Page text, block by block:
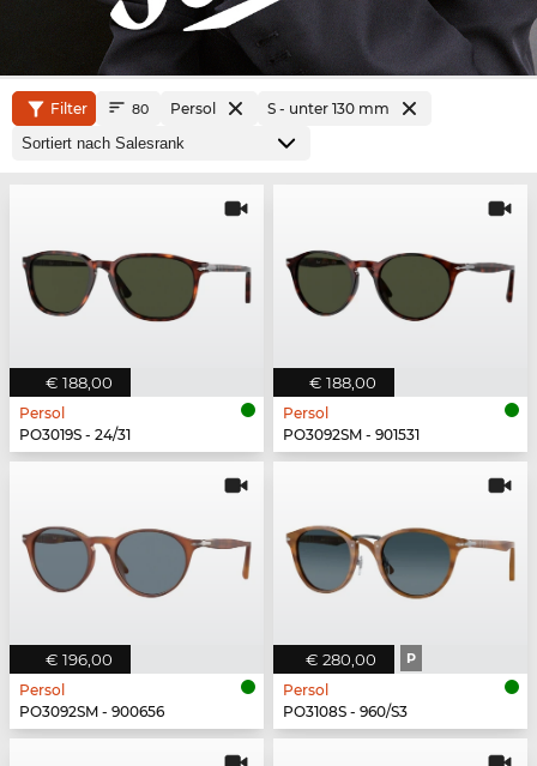
Filter 80 Persol S - unter 130 mm
€ 188,00
Persol
PO3019S - 24/31
€ 188,00
Persol
PO3092SM - 901531
€ 196,00
Persol
PO3092SM - 900656
€ 280,00 P
Persol
PO3108S - 960/S3